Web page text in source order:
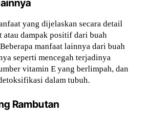
yang dijelaskan secara detail
atau dampak positif dari buah
manfaat lainnya dari buah
seperti mencegah terjadinya
vitamin E yang berlimpah, dan
dalam tubuh.
Rambutan